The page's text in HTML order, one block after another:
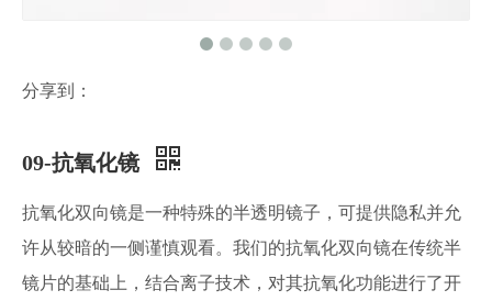
分享到：
09-抗氧化镜
抗氧化双向镜是一种特殊的半透明镜子，可提供隐私并允
许从较暗的一侧谨慎观看。我们的抗氧化双向镜在传统半
镜片的基础上，结合离子技术，对其抗氧化功能进行了开